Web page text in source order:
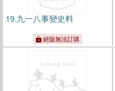
19.九一八事變史料
絕版無法訂購